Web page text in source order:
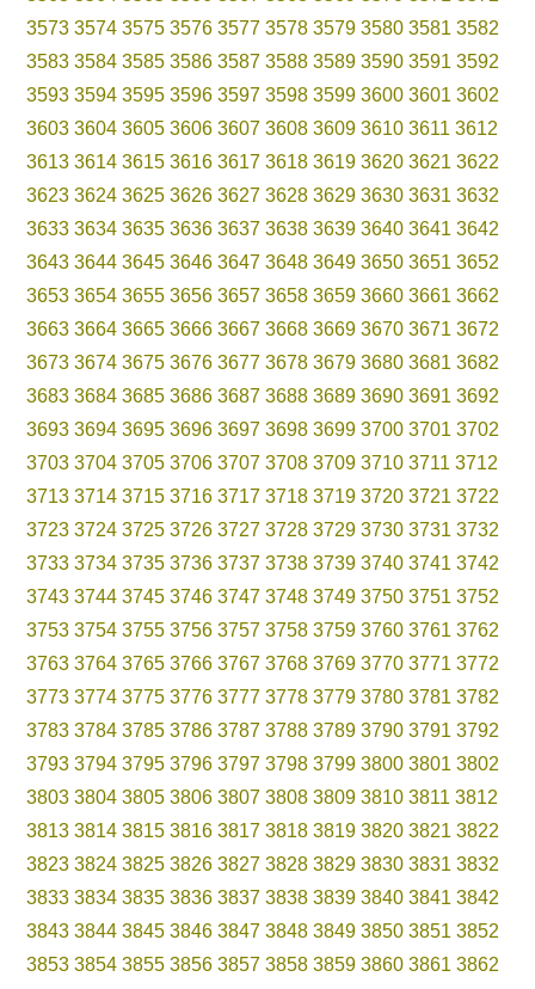
3573 3574 3575 3576 3577 3578 3579 3580 3581 3582
3583 3584 3585 3586 3587 3588 3589 3590 3591 3592
3593 3594 3595 3596 3597 3598 3599 3600 3601 3602
3603 3604 3605 3606 3607 3608 3609 3610 3611 3612
3613 3614 3615 3616 3617 3618 3619 3620 3621 3622
3623 3624 3625 3626 3627 3628 3629 3630 3631 3632
3633 3634 3635 3636 3637 3638 3639 3640 3641 3642
3643 3644 3645 3646 3647 3648 3649 3650 3651 3652
3653 3654 3655 3656 3657 3658 3659 3660 3661 3662
3663 3664 3665 3666 3667 3668 3669 3670 3671 3672
3673 3674 3675 3676 3677 3678 3679 3680 3681 3682
3683 3684 3685 3686 3687 3688 3689 3690 3691 3692
3693 3694 3695 3696 3697 3698 3699 3700 3701 3702
3703 3704 3705 3706 3707 3708 3709 3710 3711 3712
3713 3714 3715 3716 3717 3718 3719 3720 3721 3722
3723 3724 3725 3726 3727 3728 3729 3730 3731 3732
3733 3734 3735 3736 3737 3738 3739 3740 3741 3742
3743 3744 3745 3746 3747 3748 3749 3750 3751 3752
3753 3754 3755 3756 3757 3758 3759 3760 3761 3762
3763 3764 3765 3766 3767 3768 3769 3770 3771 3772
3773 3774 3775 3776 3777 3778 3779 3780 3781 3782
3783 3784 3785 3786 3787 3788 3789 3790 3791 3792
3793 3794 3795 3796 3797 3798 3799 3800 3801 3802
3803 3804 3805 3806 3807 3808 3809 3810 3811 3812
3813 3814 3815 3816 3817 3818 3819 3820 3821 3822
3823 3824 3825 3826 3827 3828 3829 3830 3831 3832
3833 3834 3835 3836 3837 3838 3839 3840 3841 3842
3843 3844 3845 3846 3847 3848 3849 3850 3851 3852
3853 3854 3855 3856 3857 3858 3859 3860 3861 3862